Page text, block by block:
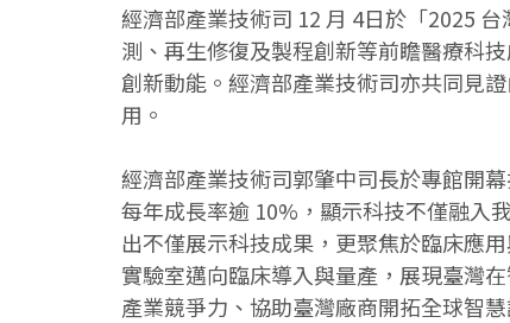
經濟部產業技術司 12 月 4日於「2025
測、再生修復及製程創新等前瞻醫療科
創新動能。經濟部產業技術司亦共同見
用。
經濟部產業技術司郭肇中司長於專館開
每年成長率逾 10%，顯示科技不僅融入
出不僅展示科技成果，更聚焦於臨床應
實驗室邁向臨床導入與量產，展現臺灣
產業競爭力、協助臺灣廠商開拓全球智